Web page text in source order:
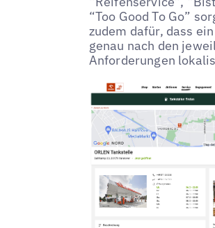
“Too Good To Go”
zudem dafür, dass
genau nach den
Anforderungen